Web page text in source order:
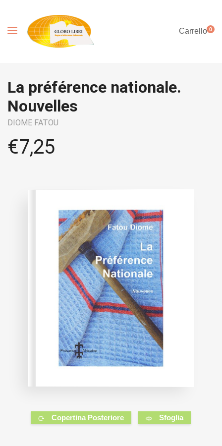
Carrello0
La préférence nationale.
Nouvelles
DIOME FATOU
€7,25
Copertina Posteriore Sfoglia